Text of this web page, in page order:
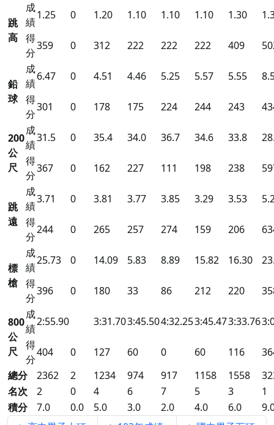
跳
高
成
績
1.25 0 1.20 1.10 1.10 1.10 1.30
得
分
359 0 312 222 222 222 409
鉛
球
成
績
6.47 0 4.51 4.46 5.25 5.57 5.55
得
分
301 0 178 175 224 244 243
200
公
尺
成
績
31.5 0 35.4 34.0 36.7 34.6 33.8
得
分
367 0 162 227 111 198 238
跳
遠
成
績
3.71 0 3.81 3.77 3.85 3.29 3.53
得
分
244 0 265 257 274 159 206
標
槍
成
績
25.73 0 14.09 5.83 8.89 15.82 16.30
得
分
396 0 180 33 86 212 220
800
公
尺
成
績
2:55.90 3:31.703:45.504:32.253:45.473:33.76
得
分
404 0 127 60 0 60 116
總分
2362 2 1234 974 917 1158 1558
名次
2 0 4 6 7 5 3
1
積分
7.0 0.0 5.0 3.0 2.0 4.0 6.0